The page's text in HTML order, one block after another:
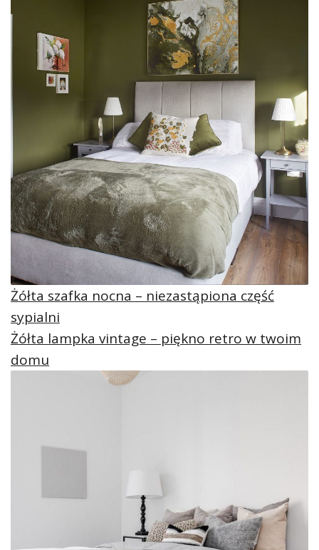
Żółta szafka nocna – niezastąpiona część
sypialni
Żółta lampka vintage – piękno retro w twoim
domu